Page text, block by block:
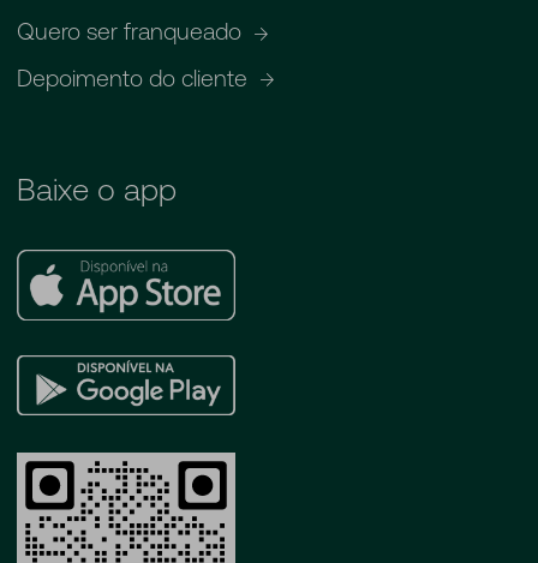
Quero ser franqueado
Depoimento do cliente
Baixe o app
Apple